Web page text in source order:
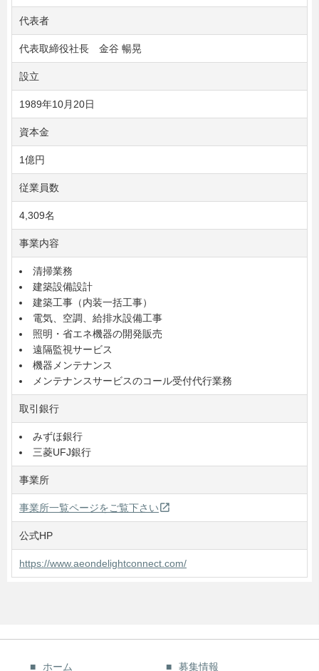
代表者
代表取締役社長 金谷 暢晃
設立
1989年10月20日
資本金
1億円
従業員数
4,309名
事業内容
清掃業務
建築設備設計
建築工事（内装一括工事）
電気、空調、給排水設備工事
照明・省エネ機器の開発販売
遠隔監視サービス
機器メンテナンス
メンテナンスサービスのコール受付代行業務
取引銀行
みずほ銀行
三菱UFJ銀行
事業所
事業所一覧ページをご覧下さいopen_in_new
公式HP
https://www.aeondelightconnect.com/
ホーム 募集情報